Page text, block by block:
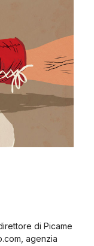
di Picame
agenzia